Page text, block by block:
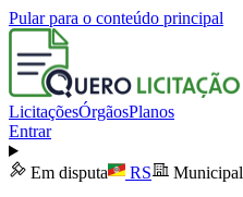
Pular para o conteúdo principal
LicitaçõesÓrgãosPlanos
Entrar
Em disputa RS Municipal